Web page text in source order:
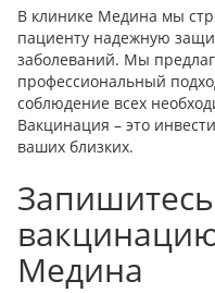
В клинике Медина мы
пациенту надежную
заболеваний. Мы
профессиональный
соблюдение всех
Вакцинация – это
ваших близких.
Медина